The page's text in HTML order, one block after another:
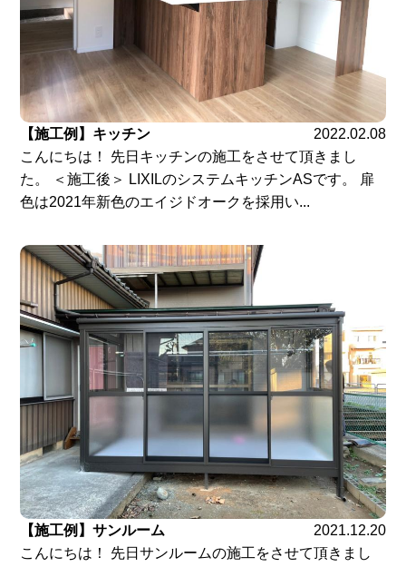
【施工例】キッチン
2022.02.08
こんにちは！ 先日キッチンの施工をさせて頂きまし
た。 ＜施工後＞ LIXILのシステムキッチンASです。 扉
色は2021年新色のエイジドオークを採用い...
【施工例】サンルーム
2021.12.20
こんにちは！ 先日サンルームの施工をさせて頂きまし